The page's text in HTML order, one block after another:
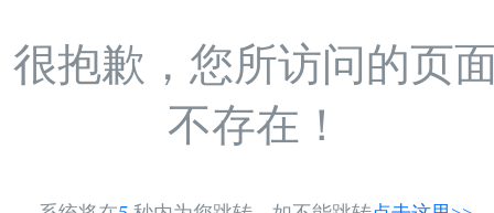
很抱歉，您所访问的页
不存在！